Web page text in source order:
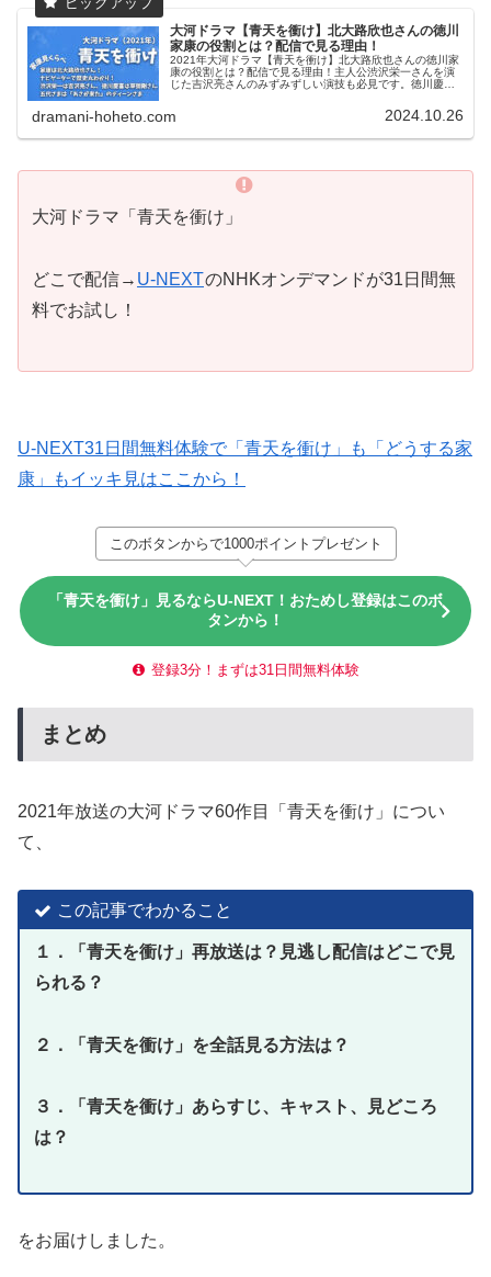
大河ドラマ【青天を衝け】北大路欣也さんの徳川
家康の役割とは？配信で見る理由！
2021年大河ドラマ【青天を衝け】北大路欣也さんの徳川家
康の役割とは？配信で見る理由！主人公渋沢栄一さんを演
じた吉沢亮さんのみずみずしい演技も必見です。徳川慶喜
dramani-hoheto.com 2024.10.26
大河ドラマ「青天を衝け」
どこで配信→ U-NEXTのNHKオンデマンドが31日間無
料でお試し！
U-NEXT31日間無料体験で「青天を衝け」も「どうする家
康」もイッキ見はここから！
このボタンからで1000ポイントプレゼント
「青天を衝け」見るならU-NEXT！おためし登録はこのボ
タンから！
登録3分！まずは31日間無料体験
まとめ
2021年放送の大河ドラマ60作目「青天を衝け」につい
て、
この記事でわかること
１．「青天を衝け」再放送は？見逃し配信はどこで見
られる？
２．「青天を衝け」を全話見る方法は？
３．「青天を衝け」あらすじ、キャスト、見どころ
は？
をお届けしました。